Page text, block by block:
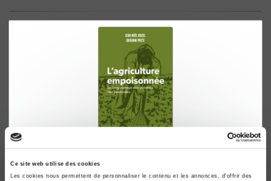
Ce site web utilise des cookies
Les cookies nous permettent de personnaliser le contenu et les annonces, d'offrir des
L'agriculture empoisonnée
Le long combat des victimes des pesticides